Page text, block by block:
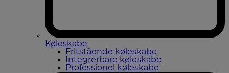
Køleskabe
Fritstående køleskabe
Integrerbare køleskabe
Professionel køleskabe